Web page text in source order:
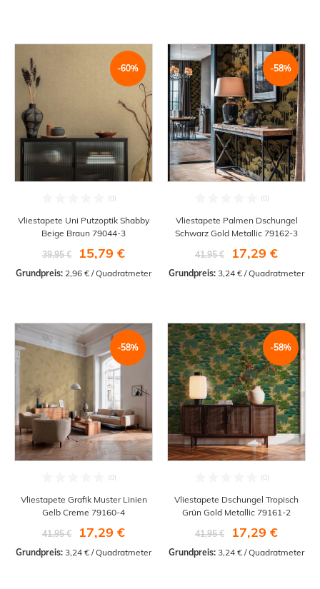
-60%
Vliestapete Uni Putzoptik Shabby
Beige Braun 79044-3
39,95 €
15,79 €
Grundpreis: 2,96 € / Quadratmeter
-58%
Vliestapete Palmen Dschungel
Schwarz Gold Metallic 79162-3
41,95 €
17,29 €
Grundpreis: 3,24 € / Quadratmeter
-58%
Vliestapete Grafik Muster Linien
Gelb Creme 79160-4
41,95 €
17,29 €
Grundpreis: 3,24 € / Quadratmeter
-58%
Vliestapete Dschungel Tropisch
Grün Gold Metallic 79161-2
41,95 €
17,29 €
Grundpreis: 3,24 € / Quadratmeter